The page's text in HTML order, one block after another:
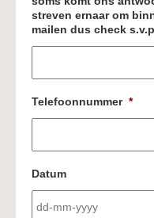
streven ernaar om
mailen dus check
Telefoonnummer *
Datum